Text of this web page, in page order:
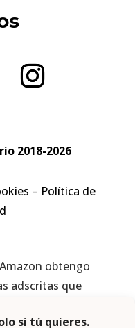
2018-2026
– Política de
obtengo
adscritas que